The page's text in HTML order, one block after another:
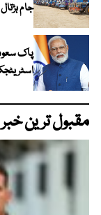
جام
پاک
مقبول ترین